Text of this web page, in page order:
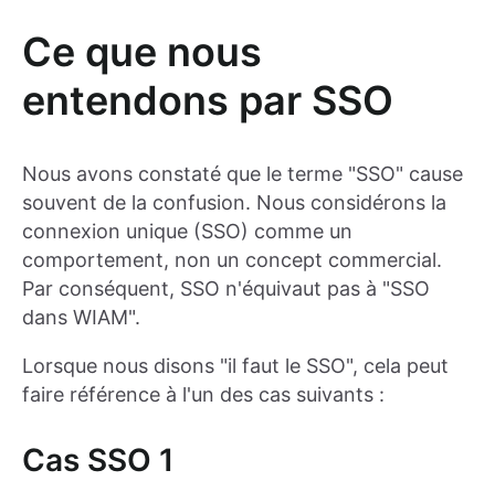
Ce que nous
entendons par SSO
Nous avons constaté que le terme "SSO" cause
souvent de la confusion. Nous considérons la
connexion unique (SSO) comme un
comportement, non un concept commercial.
Par conséquent, SSO n'équivaut pas à "SSO
dans WIAM".
Lorsque nous disons "il faut le SSO", cela peut
faire référence à l'un des cas suivants :
Cas SSO 1